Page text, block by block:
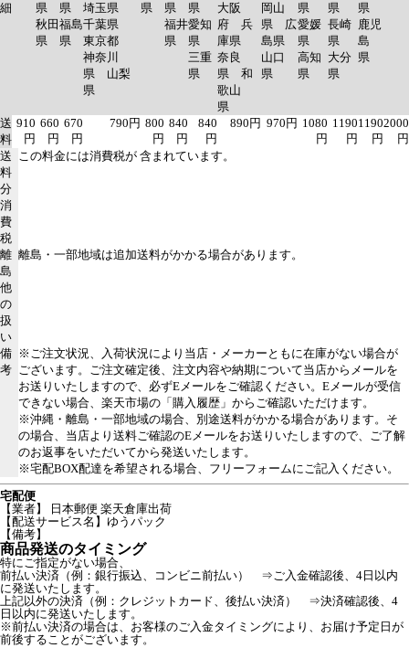
細
県
秋田
県
県
福島
県
埼玉県
千葉県
東京都
神奈川
県 山梨
県
県 県
福井
県
県
愛知
県
三重
県
大阪
府 兵
庫県
奈良
県 和
歌山
県
岡山
県 広
島県
山口
県
県
愛媛
県
高知
県
県
長崎
県
大分
県
県
鹿児
島
県
送
料
910
円
660
円
670
円
790円 800
円
840
円
840
円
890円 970円 1080
円
1190
円
1190
円
2000
円
送
料
分
消
費
税
この料金には消費税が 含まれています。
離
島
他
の
扱
い
離島・一部地域は追加送料がかかる場合があります。
備
考
※ご注文状況、入荷状況により当店・メーカーともに在庫がない場合が
ございます。ご注文確定後、注文内容や納期について当店からメールを
お送りいたしますので、必ずEメールをご確認ください。Eメールが受信
できない場合、楽天市場の「購入履歴」からご確認いただけます。
※沖縄・離島・一部地域の場合、別途送料がかかる場合があります。そ
の場合、当店より送料ご確認のEメールをお送りいたしますので、ご了解
のお返事をいただいてから発送いたします。
※宅配BOX配達を希望される場合、フリーフォームにご記入ください。
宅配便
【業者】 日本郵便 楽天倉庫出荷
【配送サービス名】ゆうパック
【備考】
商品発送のタイミング
特にご指定がない場合、
前払い決済（例：銀行振込、コンビニ前払い） ⇒ご入金確認後、4日以内
に発送いたします。
上記以外の決済（例：クレジットカード、後払い決済） ⇒決済確認後、4
日以内に発送いたします。
※前払い決済の場合は、お客様のご入金タイミングにより、お届け予定日が
前後することがございます。